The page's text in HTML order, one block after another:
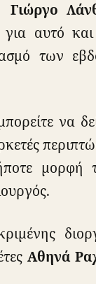
Γιώργο
για αυτό
των
να
μορφή
Αθηνά